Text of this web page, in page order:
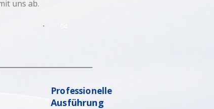
uns ab.
Professionelle
Ausführung